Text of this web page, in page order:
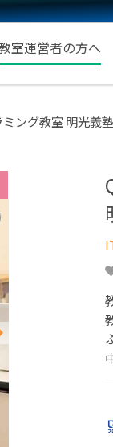
室運営者の方へ
ング教室 明光義